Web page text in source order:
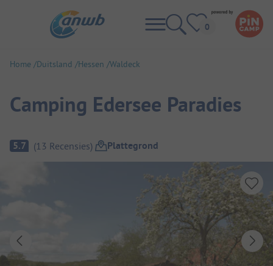
Home Duitsland Hessen Waldeck
Camping Edersee Paradies
Camping overzicht
5.7 (13 Recensies) Plattegrond